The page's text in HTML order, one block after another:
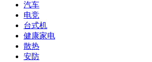
汽车
电竞
台式机
健康家电
散热
安防